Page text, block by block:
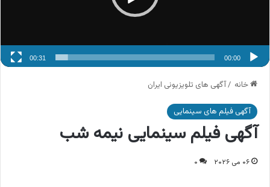
00:00
00:31
خانه /آگهی های تلویزیونی ایران
آگهی فیلم های سینمایی
آگهی فیلم سینمایی نیمه شب
۰۶ می ۲۰۲۶ ۰